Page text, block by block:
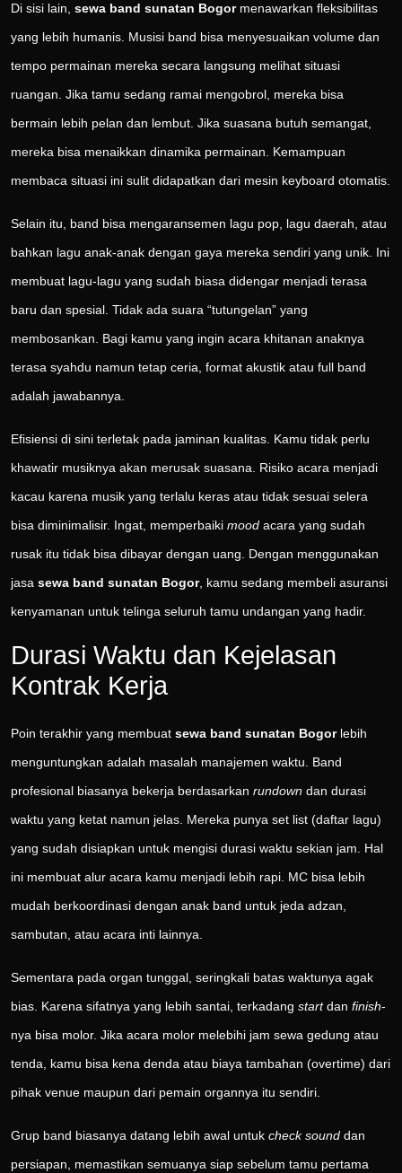
Di sisi lain, sewa band sunatan Bogormenawarkan fleksibilitas
yang lebih humanis. Musisi band bisa menyesuaikan volume dan
tempo permainan mereka secara langsung melihat situasi
ruangan. Jika tamu sedang ramai mengobrol, mereka bisa
bermain lebih pelan dan lembut. Jika suasana butuh semangat,
mereka bisa menaikkan dinamika permainan. Kemampuan
membaca situasi ini sulit didapatkan dari mesin keyboard otomatis.
Selain itu, band bisa mengaransemen lagu pop, lagu daerah, atau
bahkan lagu anak-anak dengan gaya mereka sendiri yang unik. Ini
membuat lagu-lagu yang sudah biasa didengar menjadi terasa
baru dan spesial. Tidak ada suara “tutungelan” yang
membosankan. Bagi kamu yang ingin acara khitanan anaknya
terasa syahdu namun tetap ceria, format akustik atau full band
adalah jawabannya.
Efisiensi di sini terletak pada jaminan kualitas. Kamu tidak perlu
khawatir musiknya akan merusak suasana. Risiko acara menjadi
kacau karena musik yang terlalu keras atau tidak sesuai selera
bisa diminimalisir. Ingat, memperbaiki mood acara yang sudah
rusak itu tidak bisa dibayar dengan uang. Dengan menggunakan
jasa sewa band sunatan Bogor, kamu sedang membeli asuransi
kenyamanan untuk telinga seluruh tamu undangan yang hadir.
Durasi Waktu dan Kejelasan
Kontrak Kerja
Poin terakhir yang membuat sewa band sunatan Bogorlebih
menguntungkan adalah masalah manajemen waktu. Band
profesional biasanya bekerja berdasarkan rundown dan durasi
waktu yang ketat namun jelas. Mereka punya set list (daftar lagu)
yang sudah disiapkan untuk mengisi durasi waktu sekian jam. Hal
ini membuat alur acara kamu menjadi lebih rapi. MC bisa lebih
mudah berkoordinasi dengan anak band untuk jeda adzan,
sambutan, atau acara inti lainnya.
Sementara pada organ tunggal, seringkali batas waktunya agak
bias. Karena sifatnya yang lebih santai, terkadang startdan finish-
nya bisa molor. Jika acara molor melebihi jam sewa gedung atau
tenda, kamu bisa kena denda atau biaya tambahan (overtime) dari
pihak venue maupun dari pemain organnya itu sendiri.
Grup band biasanya datang lebih awal untuk check sound dan
persiapan, memastikan semuanya siap sebelum tamu pertama